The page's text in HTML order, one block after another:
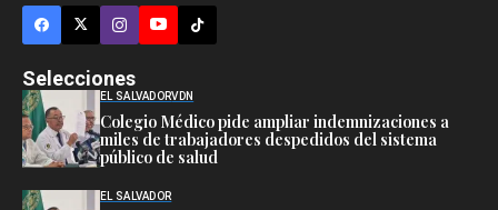
Selecciones
EL SALVADORVDN
Colegio Médico pide ampliar indemnizaciones a
miles de trabajadores despedidos del sistema
público de salud
EL SALVADOR